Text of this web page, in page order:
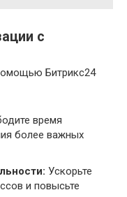
с
Битрикс24
время
более важных
Ускорьте
и повысьте